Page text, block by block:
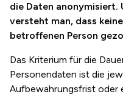
die Daten anonymisiert.
versteht man, dass
betroffenen Person
Das Kriterium für die
Personendaten ist die
Aufbewahrungsfrist oder